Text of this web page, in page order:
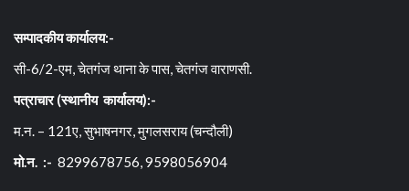
सम्पादकीय कार्यालय:-
सी-6/2-एम, चेतगंज थाना के पास, चेतगंज वाराणसी.
पत्राचार (स्थानीय कार्यालय):-
म.न. – 121ए, सुभाषनगर, मुगलसराय (चन्दौली)
मो.न. :- 8299678756, 9598056904